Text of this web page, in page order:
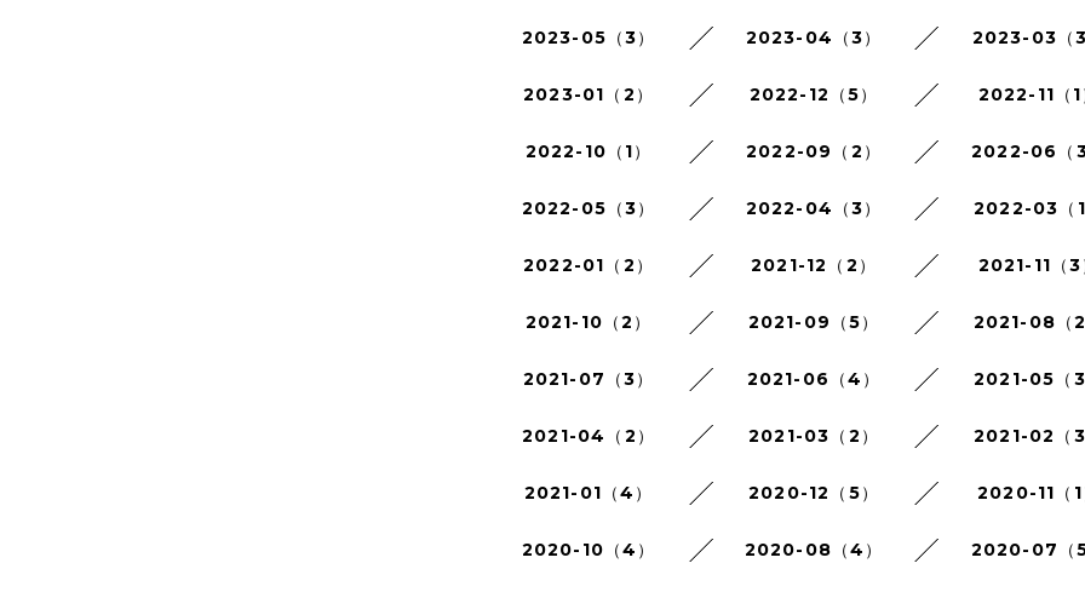
2023-05（3） 2023-04（3） 2023-03（3
2023-01（2） 2022-12（5） 2022-11（1
2022-10（1） 2022-09（2） 2022-06（3
2022-05（3） 2022-04（3） 2022-03（1
2022-01（2） 2021-12（2） 2021-11（3
2021-10（2） 2021-09（5） 2021-08（2
2021-07（3） 2021-06（4） 2021-05（3
2021-04（2） 2021-03（2） 2021-02（3
2021-01（4） 2020-12（5） 2020-11（1
2020-10（4） 2020-08（4） 2020-07（5